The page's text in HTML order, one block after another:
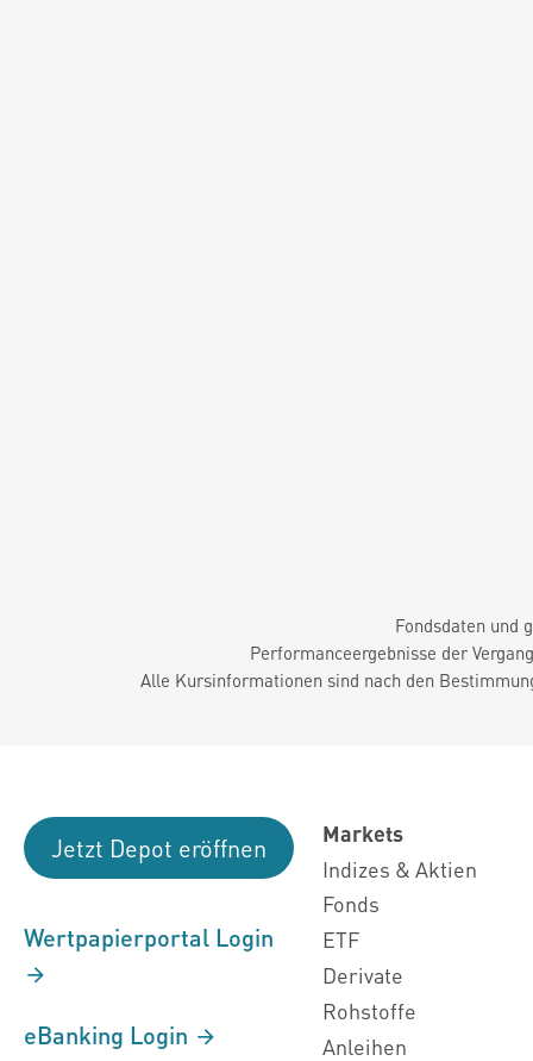
Fondsdaten und
Performanceergebnisse der
Alle Kursinformationen sind nach den
Jetzt Depot eröffnen
Wertpapierportal Login
eBanking Login
Markets
Indizes & Aktien
Fonds
ETF
Derivate
Rohstoffe
Anleihen